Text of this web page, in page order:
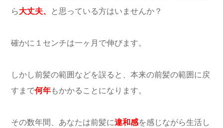
ら大丈夫、 と思っている方はいませんか？
確かに１センチは一ヶ月で伸びます。
しかし前髪の範囲などを誤ると、本来の前髪の範囲に戻
すまで何年もかかることになります。
その数年間、あなたは前髪に違和感を感じながら生活し